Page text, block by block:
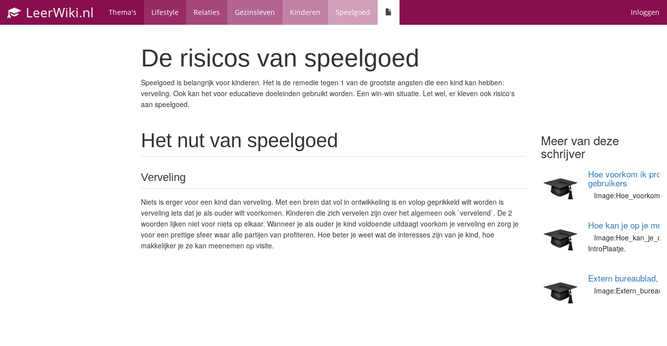
LeerWiki.nl Thema's Lifestyle Relaties Gezinsleven Kinderen Speelgoed Inloggen
De risicos van speelgoed
Speelgoed is belangrijk voor kinderen. Het is de remedie tegen 1 van de grootste angsten die een kind kan hebben:
verveling. Ook kan het voor educatieve doeleinden gebruikt worden. Een win-win situatie. Let wel, er kleven ook risico's
aan speelgoed.
Het nut van speelgoed
Verveling
Niets is erger voor een kind dan verveling. Met een brein dat vol in ontwikkeling is en volop geprikkeld wilt worden is
verveling iets dat je als ouder wilt voorkomen. Kinderen die zich vervelen zijn over het algemeen ook `vervelend`. De 2
woorden lijken niet voor niets op elkaar. Wanneer je als ouder je kind voldoende uitdaagt voorkom je verveling en zorg je
voor een prettige sfeer waar alle partijen van profiteren. Hoe beter je weet wat de interesses zijn van je kind, hoe
makkelijker je ze kan meenemen op visite.
Meer van deze
schrijver
Hoe voorkom ik
gebruikers
Hoe kan je op je
IntroPlaatje.
Extern bureaublad,